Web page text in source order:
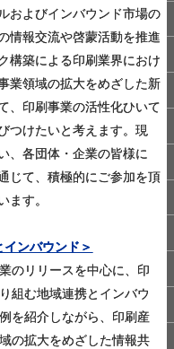
およびインバウンド市場の
情報交流や啓蒙活動を推進
構築による印刷業界におけ
業領域の拡大をめざした新
、印刷事業の活性化ひいて
つけたいと考えます。現
、各団体・企業の皆様に
じて、積極的にご参加を頂
ます。
インバウンド＞
のリリースを中心に、印
組む地域連携とインバウ
を紹介しながら、印刷産
の拡大をめざした情報共